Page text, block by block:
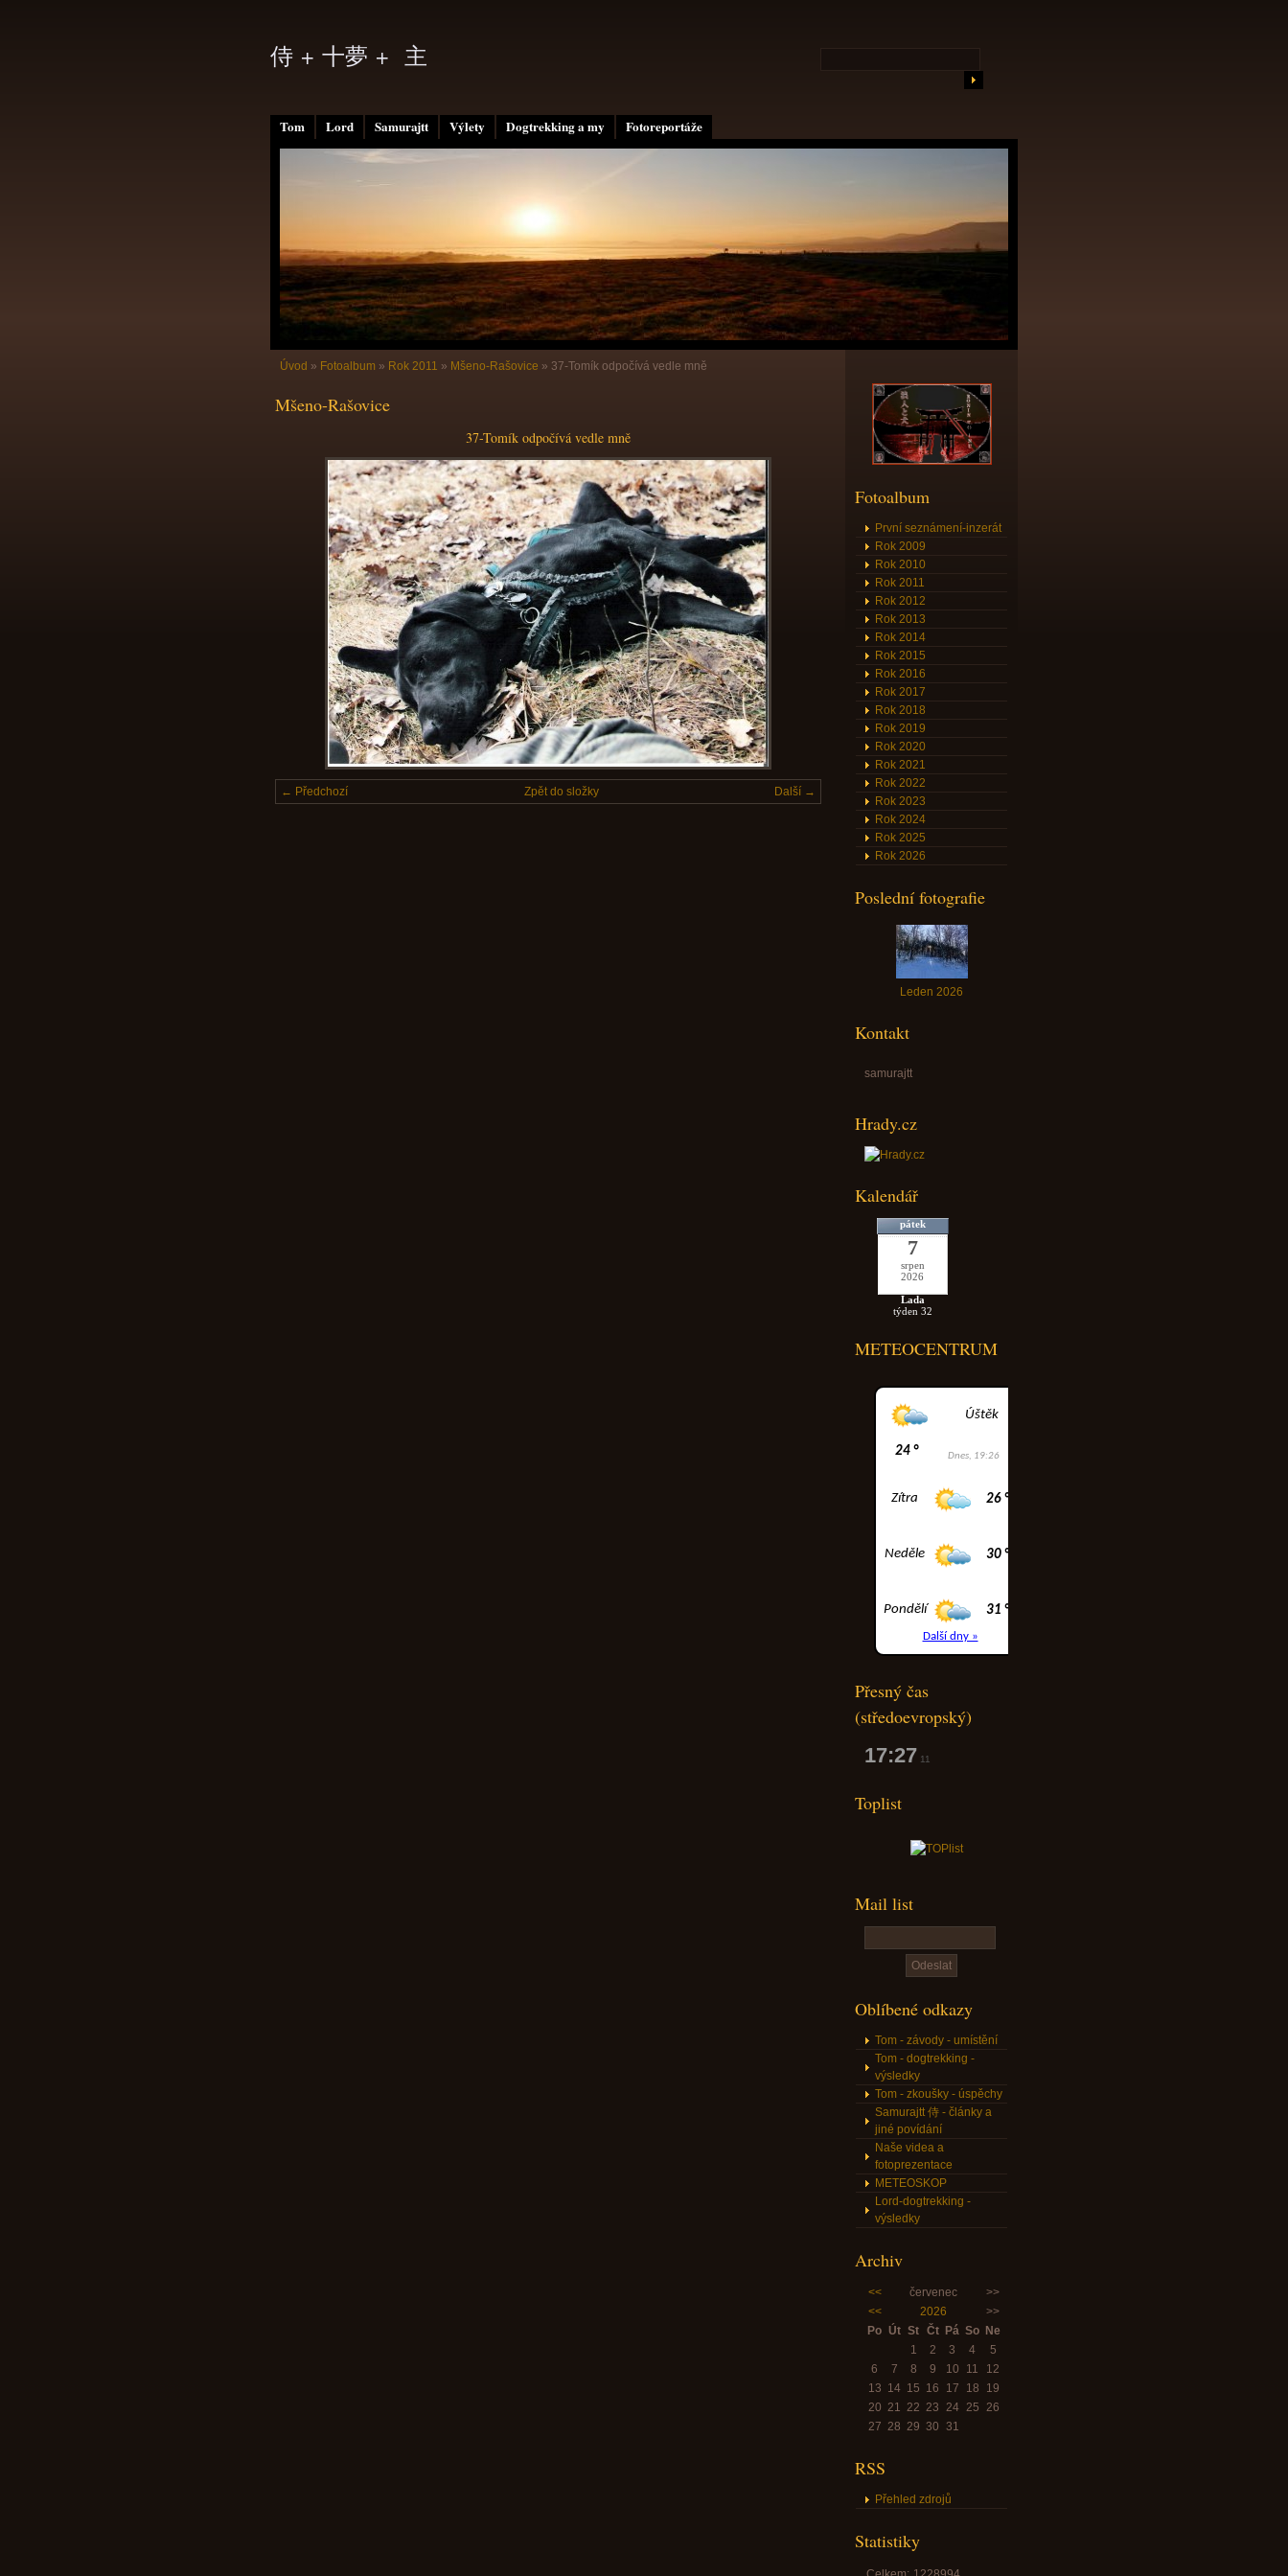
Tom Lord Samurajtt Výlety Dogtrekking a my Fotoreportáže
侍 + 十夢 + 主
Úvod » Fotoalbum » Rok 2011 » Mšeno-Rašovice » 37-Tomík odpočívá vedle mně
Mšeno-Rašovice
37-Tomík odpočívá vedle mně
← Předchozí Další →
Zpět do složky
Fotoalbum
První seznámení-inzerát
Rok 2009
Rok 2010
Rok 2011
Rok 2012
Rok 2013
Rok 2014
Rok 2015
Rok 2016
Rok 2017
Rok 2018
Rok 2019
Rok 2020
Rok 2021
Rok 2022
Rok 2023
Rok 2024
Rok 2025
Rok 2026
Poslední fotografie
Leden 2026
Kontakt
samurajtt
Hrady.cz
Kalendář
pátek
7
srpen
2026
Lada
týden 32
METEOCENTRUM
Přesný čas
(středoevropský)
17:27 12
Toplist
Mail list
Oblíbené odkazy
Tom - závody - umístění
Tom - dogtrekking -
výsledky
Tom - zkoušky - úspěchy
Samurajtt 侍 - články a
jiné povídání
Naše videa a
fotoprezentace
METEOSKOP
Lord-dogtrekking -
výsledky
Archiv
<< červenec
>>
<<
2026
>>
Po Út St Čt Pá So Ne
1
2 3 4
5
6
7 8 9 10 11
12
13 14 15 16 17 18
19
20 21 22 23 24 25
26
27 28 29 30 31
RSS
Přehled zdrojů
Statistiky